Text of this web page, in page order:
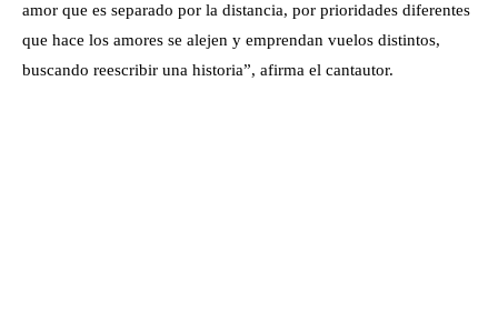
amor que es separado por la distancia, por prioridades diferentes
que hace los amores se alejen y emprendan vuelos distintos,
buscando reescribir una historia”, afirma el cantautor.